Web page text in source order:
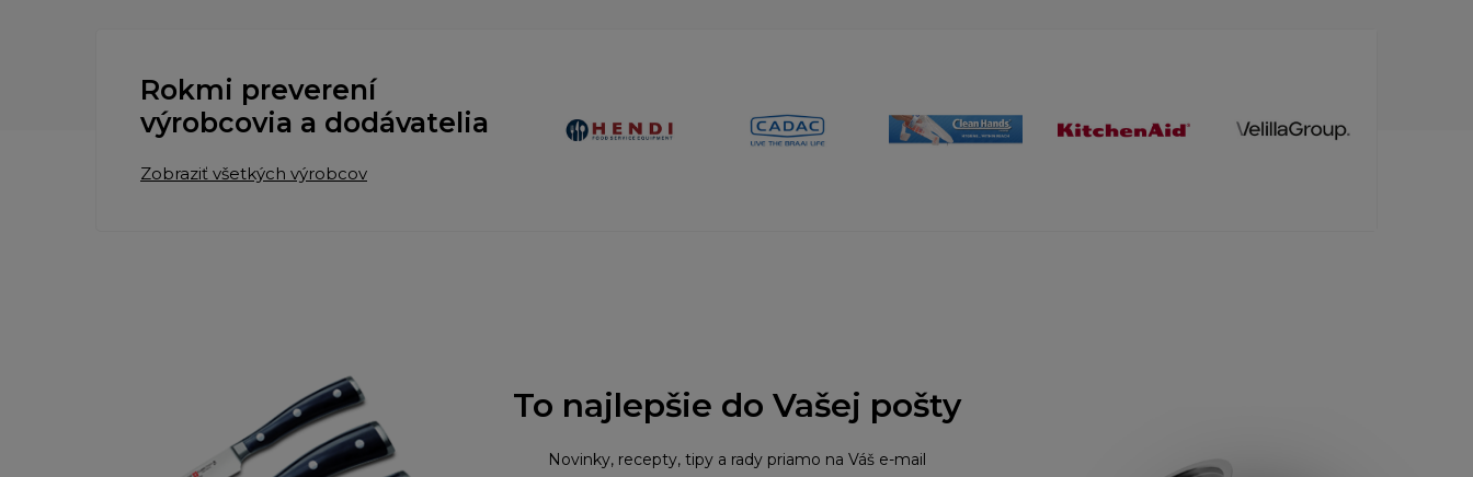
Rokmi preverení
výrobcovia a dodávatelia
Zobraziť všetkých výrobcov
To najlepšie do Vašej pošty
Novinky, recepty, tipy a rady priamo na Váš e-mail